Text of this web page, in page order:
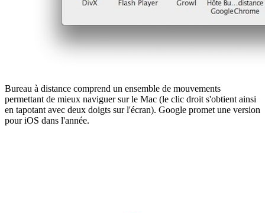
Bureau à distance comprend un ensemble de mouvements
permettant de mieux naviguer sur le Mac (le clic droit s'obtient ainsi
en tapotant avec deux doigts sur l'écran). Google promet une version
pour iOS dans l'année.